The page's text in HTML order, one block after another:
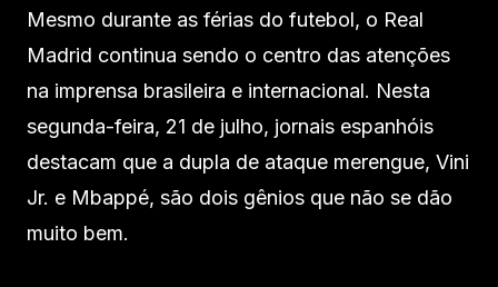
Mesmo durante as férias do futebol, o Real
Madrid continua sendo o centro das atenções
na imprensa brasileira e internacional. Nesta
segunda-feira, 21 de julho, jornais espanhóis
destacam que a dupla de ataque merengue, Vini
Jr. e Mbappé, são dois gênios que não se dão
muito bem.